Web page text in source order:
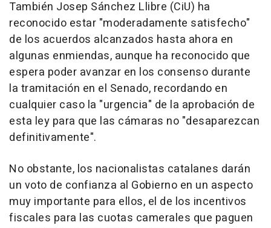
También Josep Sánchez Llibre (CiU) ha
reconocido estar "moderadamente satisfecho"
de los acuerdos alcanzados hasta ahora en
algunas enmiendas, aunque ha reconocido que
espera poder avanzar en los consenso durante
la tramitación en el Senado, recordando en
cualquier caso la "urgencia" de la aprobación de
esta ley para que las cámaras no "desaparezcan
definitivamente".
No obstante, los nacionalistas catalanes darán
un voto de confianza al Gobierno en un aspecto
muy importante para ellos, el de los incentivos
fiscales para las cuotas camerales que paguen